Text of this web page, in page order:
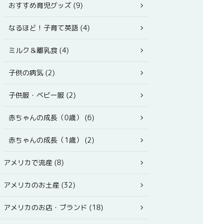
おすすめ育児グッズ (9)
なるほど！子育て英語 (4)
ミルク＆離乳食 (4)
子供の病気 (2)
子供服・ベビー服 (2)
赤ちゃんの成長（0歳） (6)
赤ちゃんの成長（1歳） (2)
アメリカで流産 (8)
アメリカのお土産 (32)
アメリカのお店・ブランド (18)